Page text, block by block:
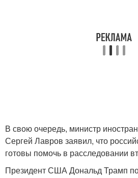
В свою очередь, министр
Сергей Лавров заявил, что
готовы помочь в расследовании
Президент США Дональд Трамп